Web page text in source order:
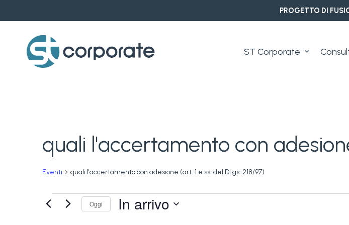
to
content
PROGETTO DI
ST Corporate
quali l'accertamento con
Eventi quali l'accertamento con adesione (art. 1 e ss. del DLgs. 218/97)
Eventi
Oggi In arrivo